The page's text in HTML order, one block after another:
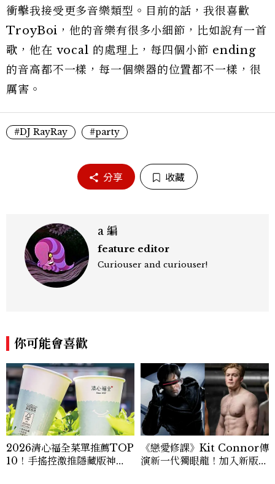
衝擊我接受更多音樂類型。目前的話，我很喜歡
TroyBoi，他的音樂有很多小細節，比如說有一首
歌，他在 vocal 的處理上，每四個小節 ending
的音高都不一樣，每一個樂器的位置都不一樣，很
厲害。
#DJ RayRay #party
分享 收藏
a 編
feature editor
Curiouser and curiouser!
你可能會喜歡
2026清心福全菜單推薦TOP
10！手搖控激推隱藏版神
《戀愛修課》Kit Connor傳
演新一代獨眼龍！加入新版